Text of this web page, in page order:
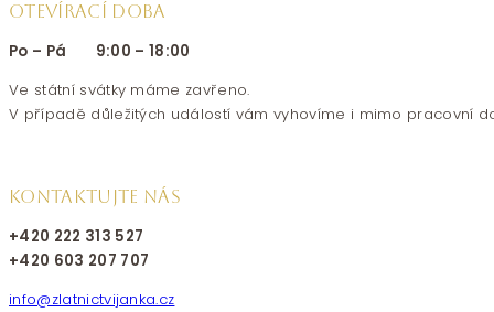
OTEVÍRACÍ DOBA
Po – Pá 9:00 – 18:00
Ve státní svátky máme zavřeno.
V případě důležitých událostí vám vyhovíme i mimo pracovní
KONTAKTUJTE NÁS
+420 222 313 527
+420 603 207 707
info@zlatnictvijanka.cz